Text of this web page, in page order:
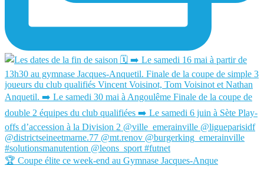
🏆 Coupe élite ce week-end au Gymnase Jacques-Anque